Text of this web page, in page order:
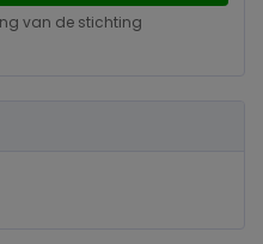
van de stichting